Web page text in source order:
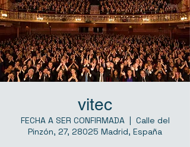
vitec
FECHA A SER CONFIRMADA
  |
Calle del
Pinzón, 27, 28025 Madrid, España